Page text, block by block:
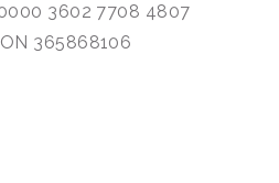
3602 7708 4807
365868106